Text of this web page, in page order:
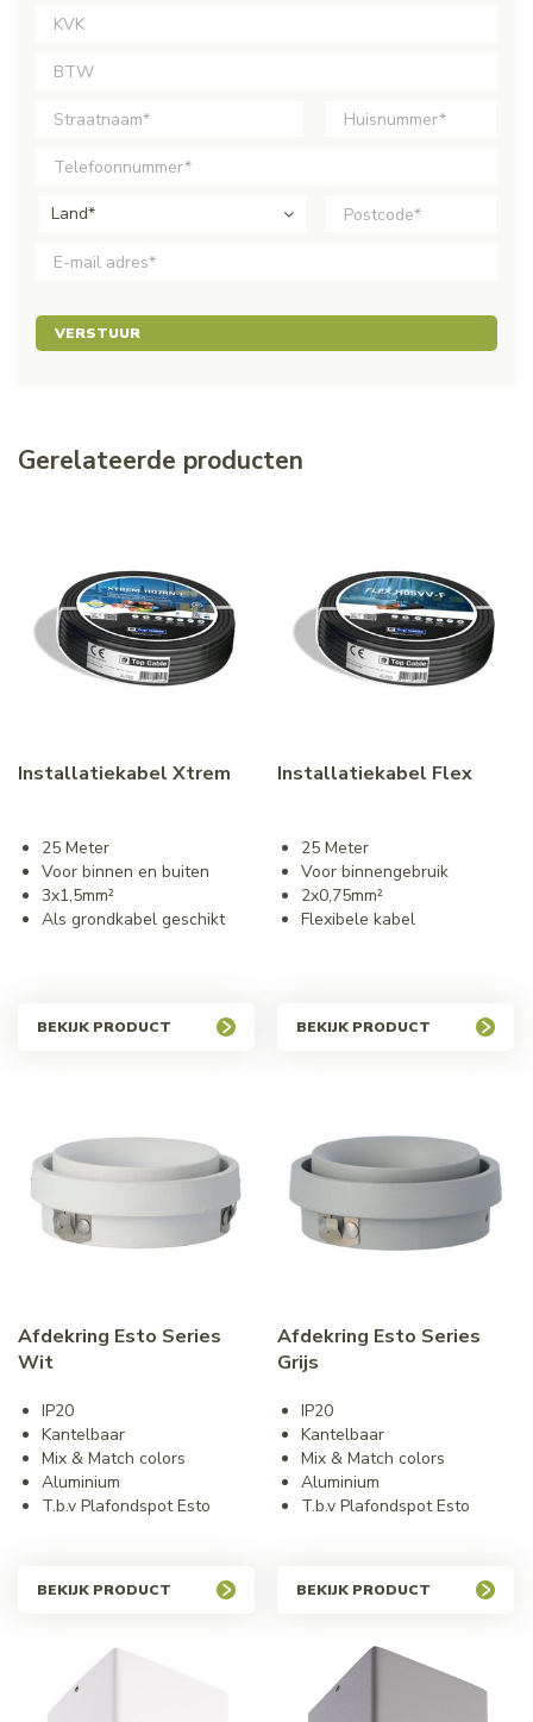
Land*
VERSTUUR
Gerelateerde producten
Installatiekabel Xtrem
25 Meter
Voor binnen en buiten
3x1,5mm²
Als grondkabel geschikt
BEKIJK PRODUCT
Installatiekabel Flex
25 Meter
Voor binnengebruik
2x0,75mm²
Flexibele kabel
BEKIJK PRODUCT
Afdekring Esto Series
Wit
IP20
Kantelbaar
Mix & Match colors
Aluminium
T.b.v Plafondspot Esto
BEKIJK PRODUCT
Afdekring Esto Series
Grijs
IP20
Kantelbaar
Mix & Match colors
Aluminium
T.b.v Plafondspot Esto
BEKIJK PRODUCT